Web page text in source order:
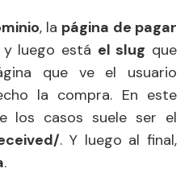
, la página de pagar
y luego está el slug que
que ve el usuario
la compra. En este
los casos suele ser el
. Y luego al final,
.